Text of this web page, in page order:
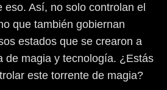
eso. Así, no solo controlan el
que también gobiernan
estados que se crearon a
de magia y tecnología. ¿Estás
este torrente de magia?